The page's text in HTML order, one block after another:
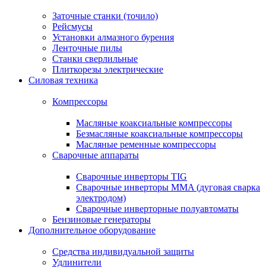
Заточные станки (точило)
Рейсмусы
Установки алмазного бурения
Ленточные пилы
Станки сверлильные
Плиткорезы электрические
Силовая техника
Компрессоры
Масляные коаксиальные компрессоры
Безмасляные коаксиальные компрессоры
Масляные ременные компрессоры
Сварочные аппараты
Сварочные инверторы TIG
Сварочные инверторы MMA (дуговая сварка
электродом)
Сварочные инверторные полуавтоматы
Бензиновые генераторы
Дополнительное оборудование
Средства индивидуальной защиты
Удлинители